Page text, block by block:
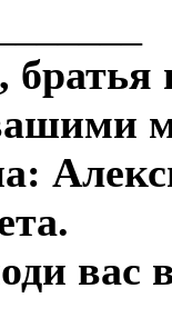
братья
вас